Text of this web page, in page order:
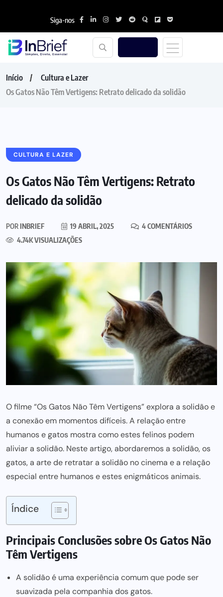
Siga-nos
Início
Cultura e Lazer
Os Gatos Não Têm Vertigens: Retrato delicado da solidão
CULTURA E LAZER
Os Gatos Não Têm Vertigens: Retrato
delicado da solidão
PORINBRIEF 19 ABRIL, 2025
4 COMENTÁRIOS
4.74K VISUALIZAÇÕES
O filme “Os Gatos Não Têm Vertigens” explora a solidão e
a conexão em momentos difíceis. A relação entre
humanos e gatos mostra como estes felinos podem
aliviar a solidão. Neste artigo, abordaremos a solidão, os
gatos, a arte de retratar a solidão no cinema e a relação
especial entre humanos e estes enigmáticos animais.
Índice
Principais Conclusões sobre Os Gatos Não
Têm Vertigens
A solidão é uma experiência comum que pode ser
suavizada pela companhia dos gatos.